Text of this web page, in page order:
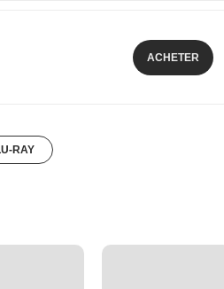
ACHETER
RAY